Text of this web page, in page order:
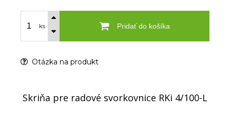
ks Pridať do košíka
Otázka na produkt
Skriňa pre radové svorkovnice RKi 4/100-L